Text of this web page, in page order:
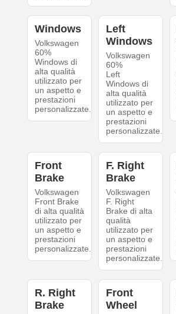
Windows
Volkswagen
60%
Windows di
alta qualità
utilizzato per
un aspetto e
prestazioni
personalizzate.
Left
Windows
Volkswagen
60%
Left
Windows di
alta qualità
utilizzato per
un aspetto e
prestazioni
personalizzate.
Front
Brake
Volkswagen
Front Brake
di alta qualità
utilizzato per
un aspetto e
prestazioni
personalizzate.
F. Right
Brake
Volkswagen
F. Right
Brake di alta
qualità
utilizzato per
un aspetto e
prestazioni
personalizzate.
R. Right
Brake
Front
Wheel